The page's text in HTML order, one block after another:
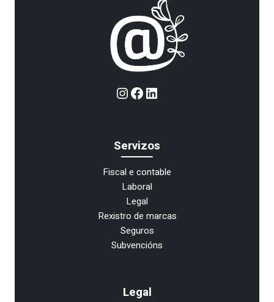
Instagram
Facebook
LinkedIn
Servizos
Fiscal e contable
Laboral
Legal
Rexistro de marcas
Seguros
Subvencións
Legal